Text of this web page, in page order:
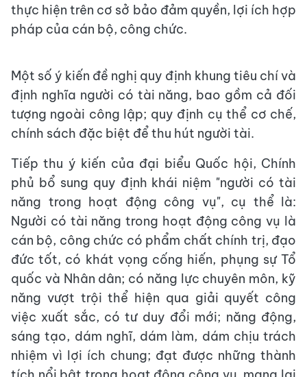
thực hiện trên cơ sở bảo đảm quyền, lợi ích hợp
pháp của cán bộ, công chức.
Một số ý kiến đề nghị quy định khung tiêu chí và
định nghĩa người có tài năng, bao gồm cả đối
tượng ngoài công lập; quy định cụ thể cơ chế,
chính sách đặc biệt để thu hút người tài.
Tiếp thu ý kiến của đại biểu Quốc hội, Chính
phủ bổ sung quy định khái niệm "người có tài
năng trong hoạt động công vụ", cụ thể là:
Người có tài năng trong hoạt động công vụ là
cán bộ, công chức có phẩm chất chính trị, đạo
đức tốt, có khát vọng cống hiến, phụng sự Tổ
quốc và Nhân dân; có năng lực chuyên môn, kỹ
năng vượt trội thể hiện qua giải quyết công
việc xuất sắc, có tư duy đổi mới; năng động,
sáng tạo, dám nghĩ, dám làm, dám chịu trách
nhiệm vì lợi ích chung; đạt được những thành